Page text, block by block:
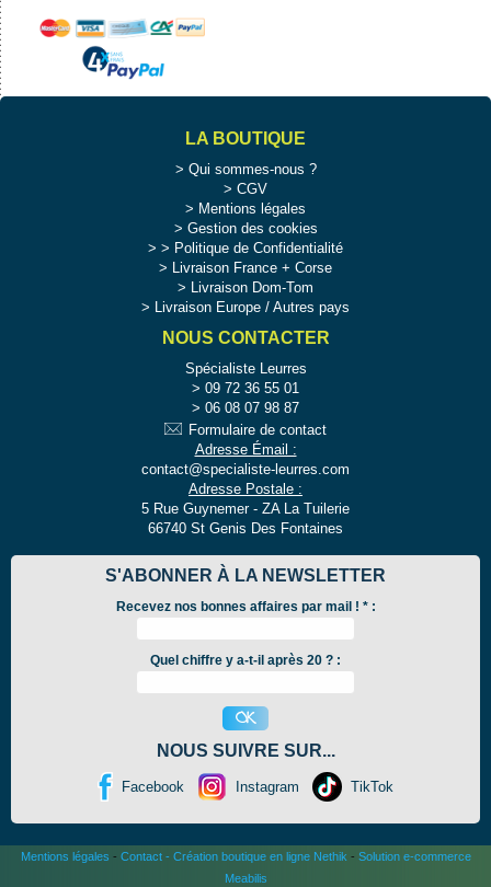
LA BOUTIQUE
Qui sommes-nous ?
CGV
Mentions légales
Gestion des cookies
>
Politique de Confidentialité
Livraison France + Corse
Livraison Dom-Tom
Livraison Europe / Autres pays
NOUS CONTACTER
Spécialiste Leurres
09 72 36 55 01
06 08 07 98 87
Formulaire de contact
Adresse Émail :
contact@specialiste-leurres.com
Adresse Postale :
5 Rue Guynemer - ZA La Tuilerie
66740 St Genis Des Fontaines
S'ABONNER À LA NEWSLETTER
Recevez nos bonnes affaires par mail ! *:
Quel chiffre y a-t-il après 20 ? :
NOUS SUIVRE SUR...
Facebook Instagram TikTok
Mentions légales - Contact - Création boutique en ligne Nethik - Solution e-commerce
Meabilis